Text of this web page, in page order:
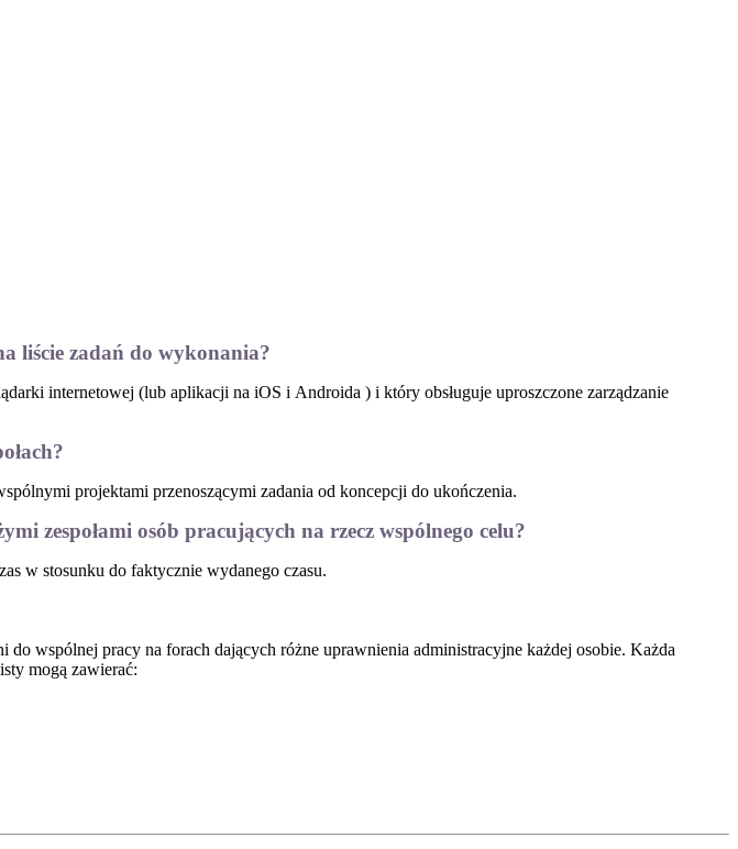
liście zadań do wykonania?
internetowej (lub aplikacji na iOS i Androida ) i który obsługuje uproszczone zarządzanie
projektami przenoszącymi zadania od koncepcji do ukończenia.
zespołami osób pracujących na rzecz wspólnego celu?
w stosunku do faktycznie wydanego czasu.
wspólnej pracy na forach dających różne uprawnienia administracyjne każdej osobie. Każda
mogą zawierać: